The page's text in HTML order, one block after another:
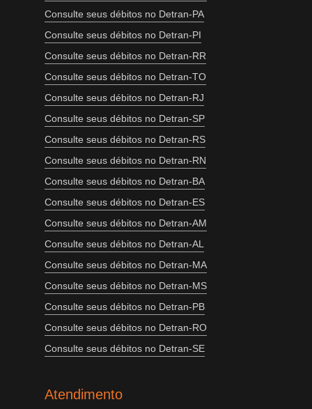
Consulte seus débitos no Detran-PA
Consulte seus débitos no Detran-PI
Consulte seus débitos no Detran-RR
Consulte seus débitos no Detran-TO
Consulte seus débitos no Detran-RJ
Consulte seus débitos no Detran-SP
Consulte seus débitos no Detran-RS
Consulte seus débitos no Detran-RN
Consulte seus débitos no Detran-BA
Consulte seus débitos no Detran-ES
Consulte seus débitos no Detran-AM
Consulte seus débitos no Detran-AL
Consulte seus débitos no Detran-MA
Consulte seus débitos no Detran-MS
Consulte seus débitos no Detran-PB
Consulte seus débitos no Detran-RO
Consulte seus débitos no Detran-SE
Atendimento